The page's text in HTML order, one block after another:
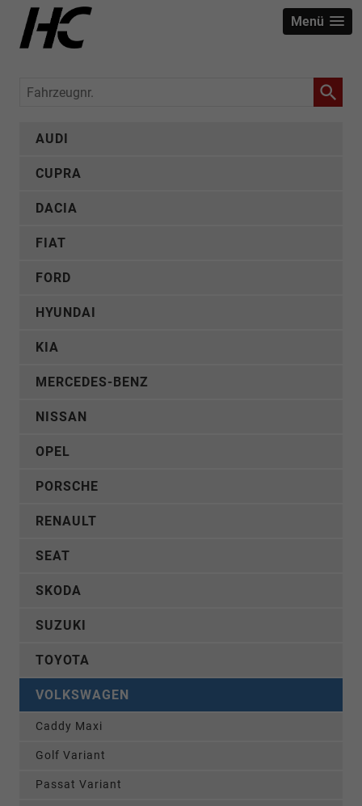
Menü
Fahrzeugnr.
AUDI
CUPRA
DACIA
FIAT
FORD
HYUNDAI
KIA
MERCEDES-BENZ
NISSAN
OPEL
PORSCHE
RENAULT
SEAT
SKODA
SUZUKI
TOYOTA
VOLKSWAGEN
Caddy Maxi
Golf Variant
Passat Variant